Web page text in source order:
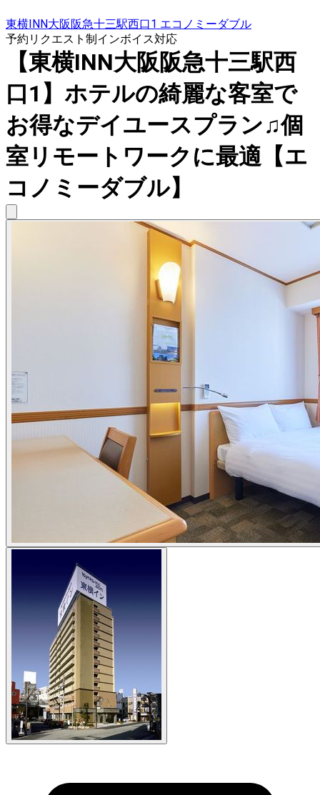
東横INN大阪阪急十三駅西口1 エコノミーダブル
予約リクエスト制インボイス対応
【東横INN大阪阪急十三駅西
口1】ホテルの綺麗な客室で
お得なデイユースプラン♫個
室リモートワークに最適【エ
コノミーダブル】